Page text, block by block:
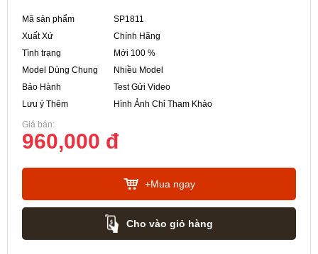
Mã sản phẩm
SP1811
Xuất Xứ
Chính Hãng
Tình trạng
Mới 100 %
Model Dùng Chung
Nhiều Model
Bảo Hành
Test Gửi Video
Lưu ý Thêm
Hình Ảnh Chỉ Tham Khảo
Giá bán:
960,000 đ
+Mua ngay
Cho vào giỏ hàng